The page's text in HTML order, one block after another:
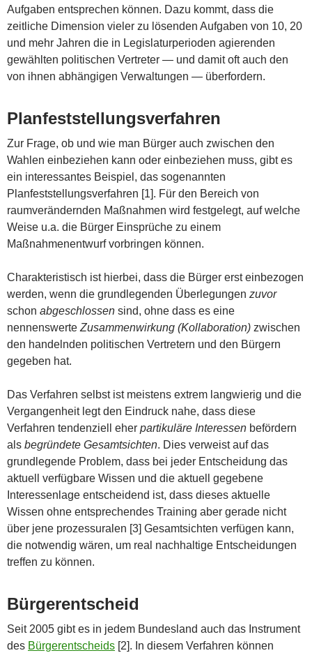
Aufgaben entsprechen können. Dazu kommt, dass die
zeitliche Dimension vieler zu lösenden Aufgaben von 10, 20
und mehr Jahren die in Legislaturperioden agierenden
gewählten politischen Vertreter — und damit oft auch den
von ihnen abhängigen Verwaltungen — überfordern.
Planfeststellungsverfahren
Zur Frage, ob und wie man Bürger auch zwischen den
Wahlen einbeziehen kann oder einbeziehen muss, gibt es
ein interessantes Beispiel, das sogenannten
Planfeststellungsverfahren [1]. Für den Bereich von
raumverändernden Maßnahmen wird festgelegt, auf welche
Weise u.a. die Bürger Einsprüche zu einem
Maßnahmenentwurf vorbringen können.
Charakteristisch ist hierbei, dass die Bürger erst einbezogen
werden, wenn die grundlegenden Überlegungen zuvor
schon abgeschlossen sind, ohne dass es eine
nennenswerte Zusammenwirkung (Kollaboration) zwischen
den handelnden politischen Vertretern und den Bürgern
gegeben hat.
Das Verfahren selbst ist meistens extrem langwierig und die
Vergangenheit legt den Eindruck nahe, dass diese
Verfahren tendenziell eher partikuläre Interessen befördern
als begründete Gesamtsichten. Dies verweist auf das
grundlegende Problem, dass bei jeder Entscheidung das
aktuell verfügbare Wissen und die aktuell gegebene
Interessenlage entscheidend ist, dass dieses aktuelle
Wissen ohne entsprechendes Training aber gerade nicht
über jene prozessuralen [3] Gesamtsichten verfügen kann,
die notwendig wären, um real nachhaltige Entscheidungen
treffen zu können.
Bürgerentscheid
Seit 2005 gibt es in jedem Bundesland auch das Instrument
des Bürgerentscheids [2]. In diesem Verfahren können